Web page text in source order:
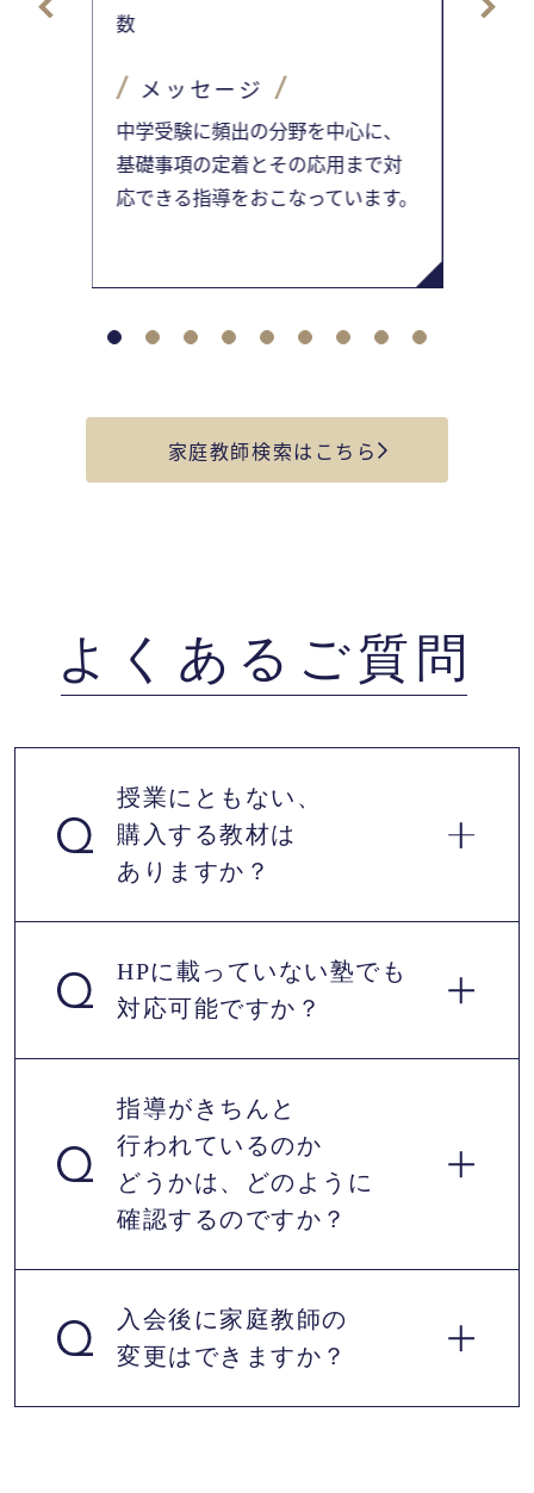
数
メッセージ
中学受験に頻出の分野を中心に、
基礎事項の定着とその応用まで対
応できる指導をおこなっています。
家庭教師検索はこちら
よくあるご質問
授業にともない、
購入する教材は
ありますか？
いいえ、ありません。指導にはご家庭で
使用している教材をそのまま使用いたし
ますので、新たに教材を購入して頂く必
要はありません。ご家庭に教材がなかっ
たり、何を使用していいかわからない場
合は、教師やお客様担当コーディネータ
す。その場合1冊当り2000円程度ですの
で高額な教材を販売することはありませ
ん。
HPに載っていない塾でも
対応可能ですか？
はい、可能です。お子さまが通われてい
る塾の授業に対応できる講師をコーディ
ネーターが選定してご紹介いたします。
無料体験前のカウンセリングで、学習状
況やお困りごとをしっかりとヒアリング
させていただくため、お子さまに合う講
指導がきちんと
行われているのか
どうかは、どのように
確認するのですか？
学習計画の進捗状況、理解度、講師の総
評などをWEB上でご確認いただけます。
入会後に家庭教師の
変更はできますか？